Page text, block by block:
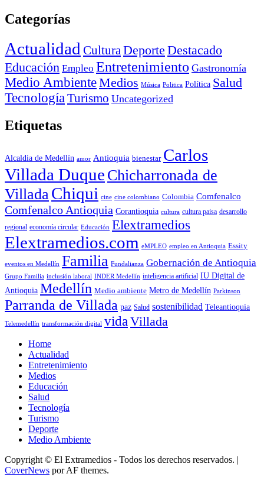
Categorías
Actualidad CulturaDeporte Destacado
Educación Empleo Entretenimiento Gastronomía
Medio AmbienteMedios Música Politica Política Salud
Tecnología Turismo Uncategorized
Etiquetas
Alcaldia de Medellín amor Antioquia bienestar Carlos
Villada Duque Chicharronada de
Villada Chiqui cine cine colombiano Colombia Comfenalco
Comfenalco Antioquia Corantioquia cultura cultura paisa desarrollo
regional economía circular Educación Elextramedios
Elextramedios.com eMPLEO empleo en Antioquia Essity
eventos en Medellín Familia Fundalianza Gobernación de Antioquia
Grupo Familia inclusión laboral INDER Medellín inteligencia artificial IU Digital de
Antioquia Medellín Medio ambiente Metro de Medellín Parkinson
Parranda de Villada paz Salud sostenibilidad Teleantioquia
Telemedellín transformación digital vida Villada
Home
Actualidad
Entretenimiento
Medios
Educación
Salud
Tecnología
Turismo
Deporte
Medio Ambiente
Copyright © El Extramedios - Todos los derechos reservados. |
CoverNews por AF themes.